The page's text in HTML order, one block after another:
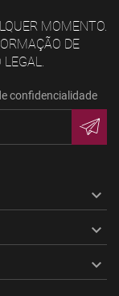
MOMENTO.
DE
confidencialidade


